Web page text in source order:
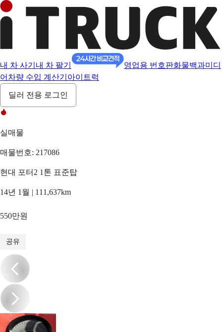
내 차 사기 내 차 팔기 영업용 번호판화물백과미디
어 차량 수입 계산기 아이트럭
딜러 전용 로그인
실매물
매물번호: 217086
현대 포터2 1톤 표준탑
14년 1월 | 111,637km
550만원
공유
/13